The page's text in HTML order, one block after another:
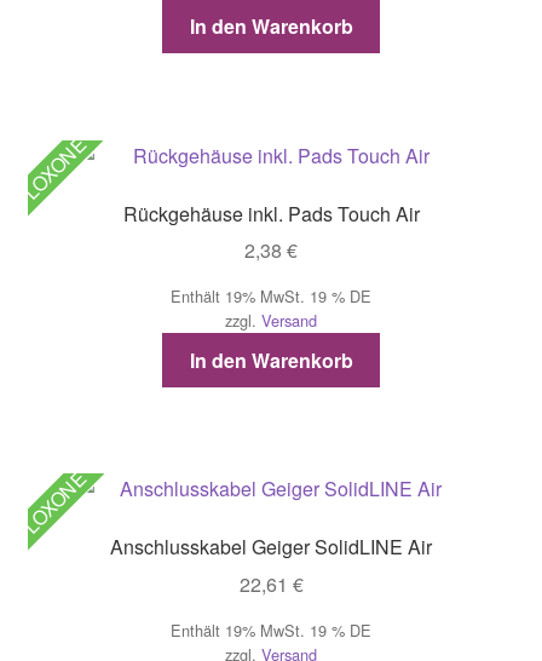
In den Warenkorb
LOXONE
Rückgehäuse inkl. Pads Touch Air
2,38 €
Enthält 19% MwSt. 19 % DE
zzgl. Versand
In den Warenkorb
LOXONE
Anschlusskabel Geiger SolidLINE Air
22,61 €
Enthält 19% MwSt. 19 % DE
zzgl. Versand